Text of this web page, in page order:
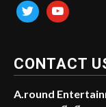
twitter youtube
CONTACT
A.round